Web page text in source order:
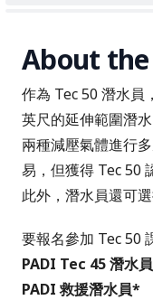
About the
作為 Tec 50 潛水員
英尺的延伸範圍潛
兩種減壓氣體進行
易，但獲得 Tec 50
此外，潛水員還可
要報名參加 Tec 50
PADI Tec 45 潛水員
PADI 救援潛水員*